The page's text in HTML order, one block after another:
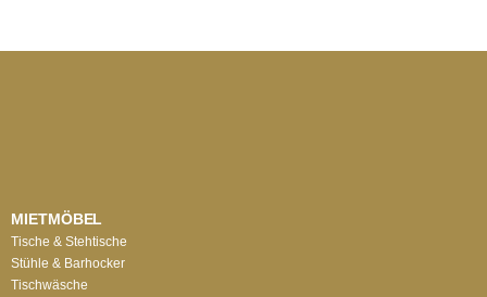
MIETMÖBEL
Tische & Stehtische
Stühle & Barhocker
Tischwäsche